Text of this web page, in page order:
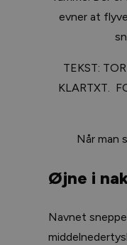
evner at
TEKST:
KLARTXT.
Når man
Øjne i
Navnet